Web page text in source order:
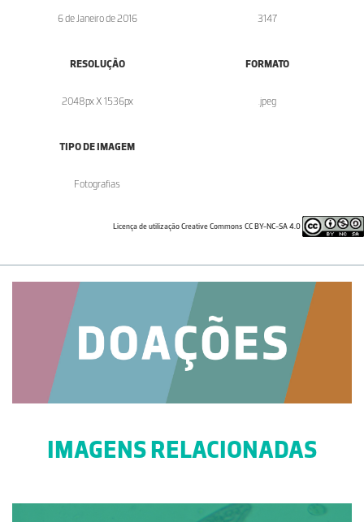
6 de Janeiro de 2016 3147
RESOLUÇÃO
2048px X 1536px
FORMATO
.jpeg
TIPO DE IMAGEM
Fotografias
Licença de utilização Creative Commons CC BY-NC-SA 4.0
IMAGENS RELACIONADAS